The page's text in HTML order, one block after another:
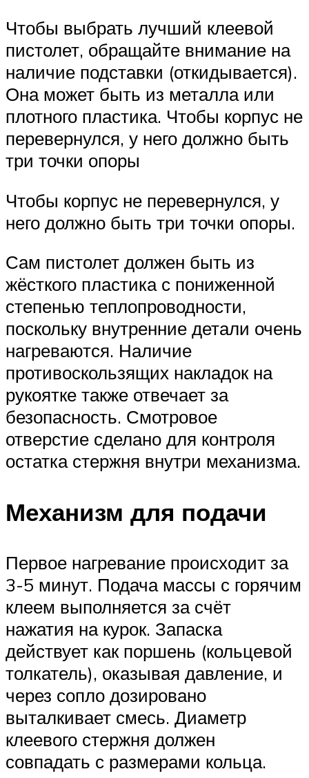
Чтобы выбрать лучший клеевой
пистолет, обращайте внимание на
наличие подставки (откидывается).
Она может быть из металла или
плотного пластика. Чтобы корпус не
перевернулся, у него должно быть
три точки опоры
Чтобы корпус не перевернулся, у
него должно быть три точки опоры.
Сам пистолет должен быть из
жёсткого пластика с пониженной
степенью теплопроводности,
поскольку внутренние детали очень
нагреваются. Наличие
противоскользящих накладок на
рукоятке также отвечает за
безопасность. Смотровое
отверстие сделано для контроля
остатка стержня внутри механизма.
Механизм для подачи
Первое нагревание происходит за
3-5 минут. Подача массы с горячим
клеем выполняется за счёт
нажатия на курок. Запаска
действует как поршень (кольцевой
толкатель), оказывая давление, и
через сопло дозировано
выталкивает смесь. Диаметр
клеевого стержня должен
совпадать с размерами кольца.